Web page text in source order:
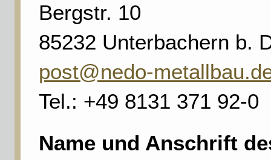
Bergstr. 10
85232 Unterbachern b.
post@nedo-
Tel.: +49 8131 371 92-0
Name und Anschrift